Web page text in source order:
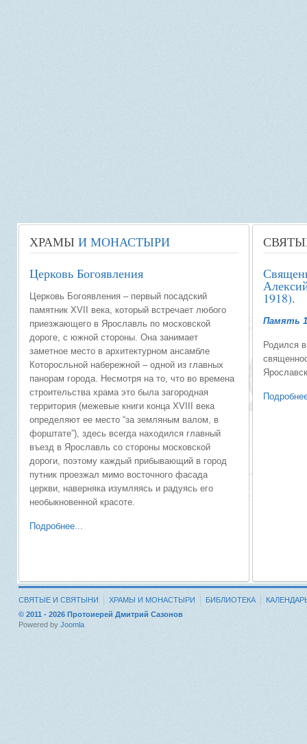
ХРАМЫ И МОНАСТЫРИ
Церковь Богоявления
Церковь Богоявления – первый посадский
памятник XVII века, который встречает любого
приезжающего в Ярославль по московской
дороге, с южной стороны. Она занимает
заметное место в архитектурном ансамбле
Которосльной набережной – одной из главных
панорам города. Несмотря на то, что во времена
строительства храма это была загородная
территория (межевые книги конца XVIII века
определяют ее место “за земляным валом, в
форштате”), здесь всегда находился главный
въезд в Ярославль со стороны московской
дороги, поэтому каждый прибывающий в город
путник проезжал мимо восточного фасада
церкви, наверняка изумляясь и радуясь его
необыкновенной красоте.
Подробнее...
1918).
Память
Родился
СВЯТЫЕ И СВЯТЫНИ ХРАМЫ И МОНАСТЫРИ БИБЛИОТЕКА
© 2011 - 2026 Протоиерей Дмитрий Сазонов
Powered by Joomla